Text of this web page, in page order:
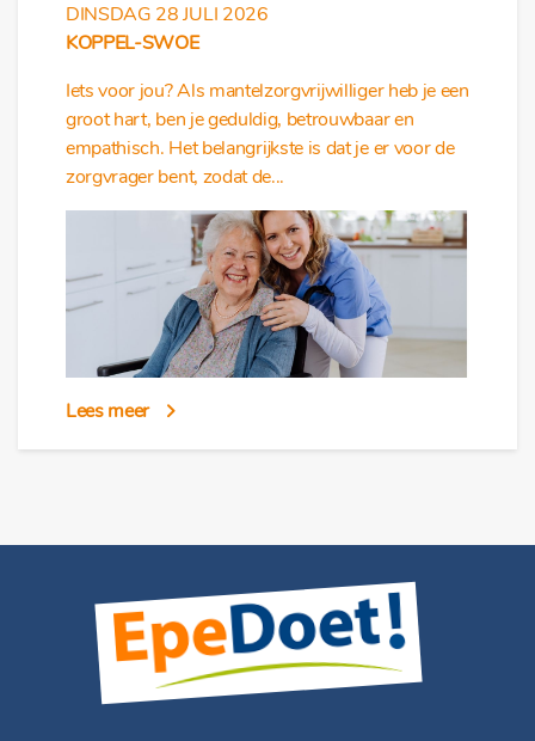
DINSDAG 28 JULI 2026
KOPPEL-SWOE
Iets voor jou? Als mantelzorgvrijwilliger heb je een
groot hart, ben je geduldig, betrouwbaar en
empathisch. Het belangrijkste is dat je er voor de
zorgvrager bent, zodat de...
Lees meer